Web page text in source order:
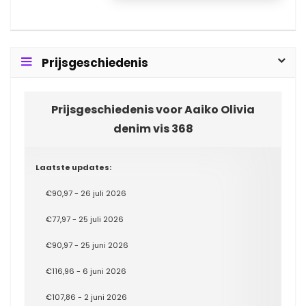
Prijsgeschiedenis
Prijsgeschiedenis voor Aaiko Olivia
denim vis 368
Laatste updates:
€90,97 - 26 juli 2026
€77,97 - 25 juli 2026
€90,97 - 25 juni 2026
€116,96 - 6 juni 2026
€107,86 - 2 juni 2026